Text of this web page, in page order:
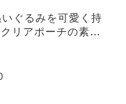
ぐるみを可愛く持
リアポーチの素敵